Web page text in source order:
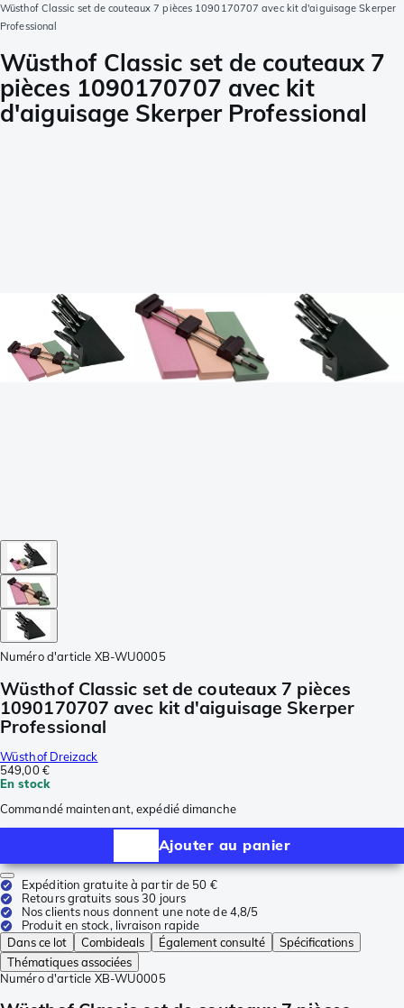
Wüsthof Classic set de couteaux 7 pièces 1090170707 avec kit d'aiguisage Skerper
Professional
Wüsthof Classic set de couteaux 7
pièces 1090170707 avec kit
d'aiguisage Skerper Professional
Numéro d'article XB-WU0005
Wüsthof Classic set de couteaux 7 pièces
1090170707 avec kit d'aiguisage Skerper
Professional
Wüsthof Dreizack
549,00 €
En stock
Commandé maintenant, expédié dimanche
Ajouter au panier
Expédition gratuite à partir de 50 €
Retours gratuits sous 30 jours
Nos clients nous donnent une note de 4,8/5
Produit en stock, livraison rapide
Dans ce lot
Combideals Également consulté
Spécifications
Thématiques associées
Numéro d'article XB-WU0005